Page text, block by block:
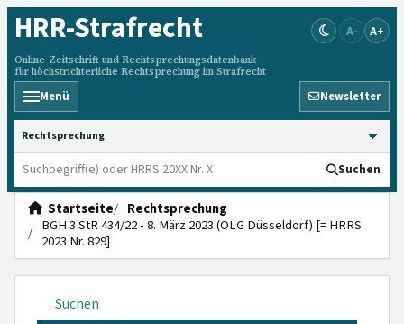
HRR-Strafrecht
Online-Zeitschrift und Rechtsprechungsdatenbank
für höchstrichterliche Rechtsprechung im Strafrecht
A- A+
Menü Newsletter
HRRS durchsuchen
Suchen
Startseite
Rechtsprechung
BGH 3 StR 434/22 - 8. März 2023 (OLG Düsseldorf) [= HRRS
2023 Nr. 829]
Suchen